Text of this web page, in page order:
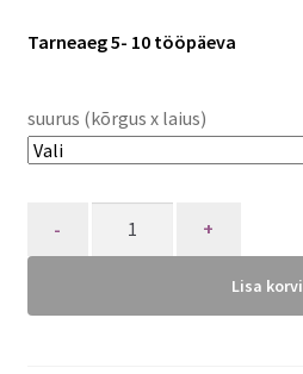
Tarneaeg 5- 10 tööpäeva
suurus (kõrgus x laius)
Lisa korvi